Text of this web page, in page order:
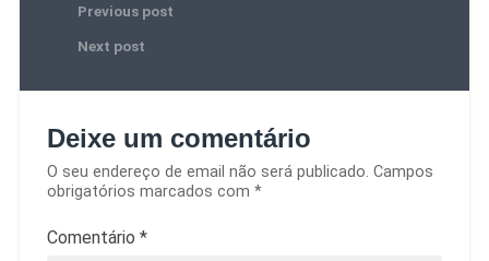
Previous post
Next post
Deixe um comentário
O seu endereço de email não será publicado. Campos
obrigatórios marcados com *
Comentário *